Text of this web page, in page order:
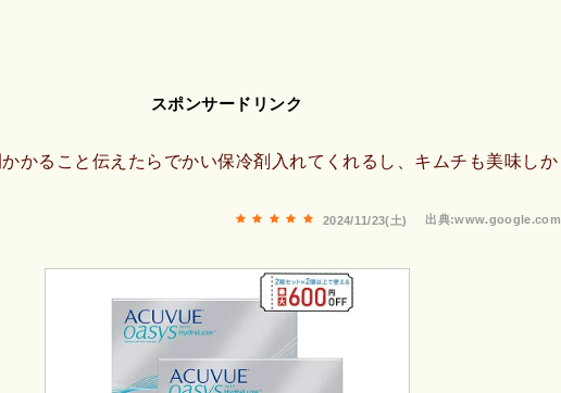
スポンサードリンク
かること伝えたらでかい保冷剤入れてくれるし、キムチも美味しか
出典:www.google.com
2024/11/23(土)